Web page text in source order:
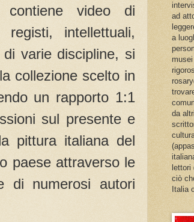
contiene video di
intellettuali,
varie discipline, si
collezione scelto in
un rapporto 1:1
sul presente e
pittura italiana del
paese attraverso le
di numerosi autori
ad
a
da
ciò
Italia